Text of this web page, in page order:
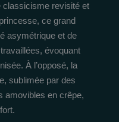
classicisme revisité et
ce grand
asymétrique et de
évoquant
À l’opposé, la
sublimée par des
amovibles en crêpe,